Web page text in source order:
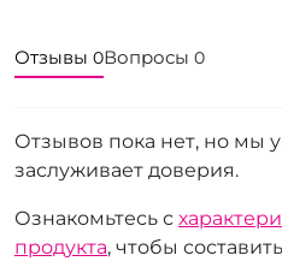
Отзывы 0Вопросы 0
Отзывов пока нет, но мы
заслуживает доверия.
Ознакомьтесь с
продукта, чтобы